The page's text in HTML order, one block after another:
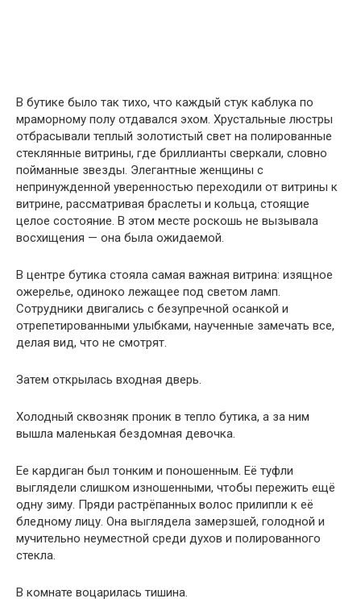
В бутике было так тихо, что каждый стук каблука по
мраморному полу отдавался эхом. Хрустальные люстры
отбрасывали теплый золотистый свет на полированные
стеклянные витрины, где бриллианты сверкали, словно
пойманные звезды. Элегантные женщины с
непринужденной уверенностью переходили от витрины к
витрине, рассматривая браслеты и кольца, стоящие
целое состояние. В этом месте роскошь не вызывала
восхищения — она была ожидаемой.
В центре бутика стояла самая важная витрина: изящное
ожерелье, одиноко лежащее под светом ламп.
Сотрудники двигались с безупречной осанкой и
отрепетированными улыбками, наученные замечать все,
делая вид, что не смотрят.
Затем открылась входная дверь.
Холодный сквозняк проник в тепло бутика, а за ним
вышла маленькая бездомная девочка.
Ее кардиган был тонким и поношенным. Её туфли
выглядели слишком изношенными, чтобы пережить ещё
одну зиму. Пряди растрёпанных волос прилипли к её
бледному лицу. Она выглядела замерзшей, голодной и
мучительно неуместной среди духов и полированного
стекла.
В комнате воцарилась тишина.